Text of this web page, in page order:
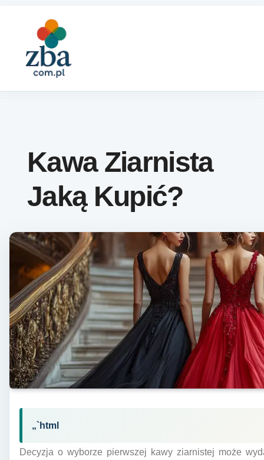
Kawa Ziarnista
Jaką Kupić?
„`html
Decyzja o wyborze pierwszej kawy ziarnistej może